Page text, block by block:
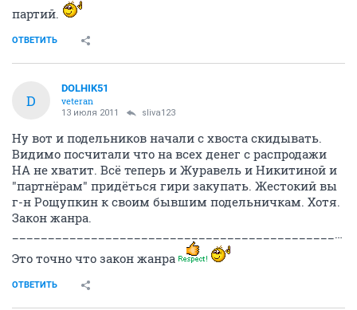
партий.
ОТВЕТИТЬ
D
DOLHIK51
veteran
13 июля 2011 sliva123
Ну вот и подельников начали с хвоста скидывать.
Видимо посчитали что на всех денег с распродажи
НА не хватит. Всё теперь и Журавель и Никитиной и
"партнёрам" придёться гири закупать. Жестокий вы
г-н Рощупкин к своим бывшим подельничкам. Хотя.
Закон жанра.
Это точно что закон жанра
ОТВЕТИТЬ